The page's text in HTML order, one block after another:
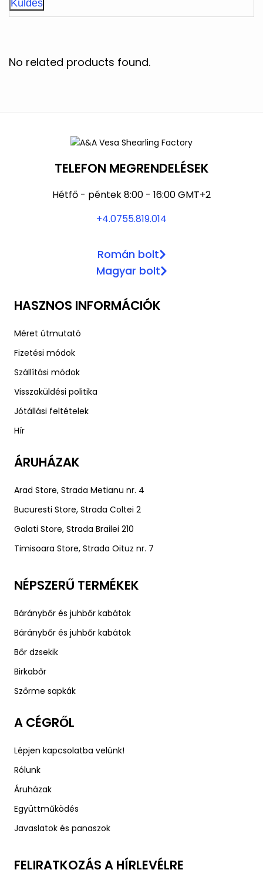
No related products found.
TELEFON MEGRENDELÉSEK
Hétfő - péntek 8:00 - 16:00 GMT+2
+4.0755.819.014
Román bolt
Magyar bolt
HASZNOS INFORMÁCIÓK
Méret útmutató
Fizetési módok
Szállítási módok
Visszaküldési politika
Jótállási feltételek
Hír
ÁRUHÁZAK
Arad Store, Strada Metianu nr. 4
Bucuresti Store, Strada Coltei 2
Galati Store, Strada Brailei 210
Timisoara Store, Strada Oituz nr. 7
NÉPSZERŰ TERMÉKEK
Báránybőr és juhbőr kabátok
Báránybőr és juhbőr kabátok
Bőr dzsekik
Birkabőr
Szőrme sapkák
A CÉGRŐL
Lépjen kapcsolatba velünk!
Rólunk
Áruházak
Együttműködés
Javaslatok és panaszok
FELIRATKOZÁS A HÍRLEVÉLRE